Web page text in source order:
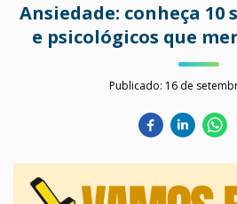
Ansiedade: conheça
e psicológicos que
Publicado: 16 de